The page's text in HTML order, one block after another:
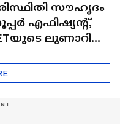
സൗഹൃദം
എഫിഷ്യന്റ്,
ലുണാറിസ്
Marathon 2025